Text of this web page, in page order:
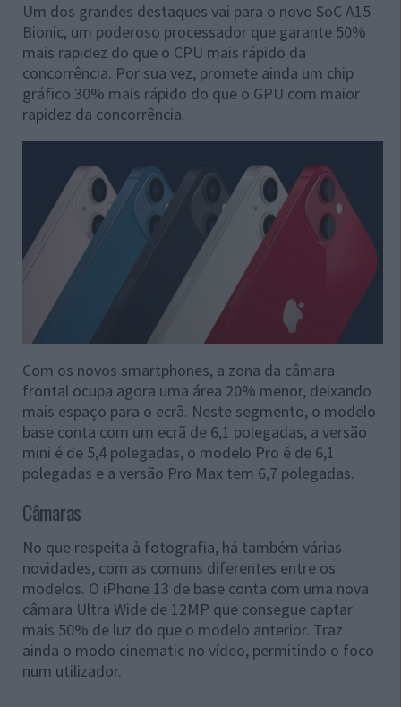
Um dos grandes destaques vai para o novo SoC A15
Bionic, um poderoso processador que garante 50%
mais rapidez do que o CPU mais rápido da
concorrência. Por sua vez, promete ainda um chip
gráfico 30% mais rápido do que o GPU com maior
rapidez da concorrência.
Com os novos smartphones, a zona da câmara
frontal ocupa agora uma área 20% menor, deixando
mais espaço para o ecrã. Neste segmento, o modelo
base conta com um ecrã de 6,1 polegadas, a versão
mini é de 5,4 polegadas, o modelo Pro é de 6,1
polegadas e a versão Pro Max tem 6,7 polegadas.
Câmaras
No que respeita à fotografia, há também várias
novidades, com as comuns diferentes entre os
modelos. O iPhone 13 de base conta com uma nova
câmara Ultra Wide de 12MP que consegue captar
mais 50% de luz do que o modelo anterior. Traz
ainda o modo cinematic no vídeo, permitindo o foco
num utilizador.